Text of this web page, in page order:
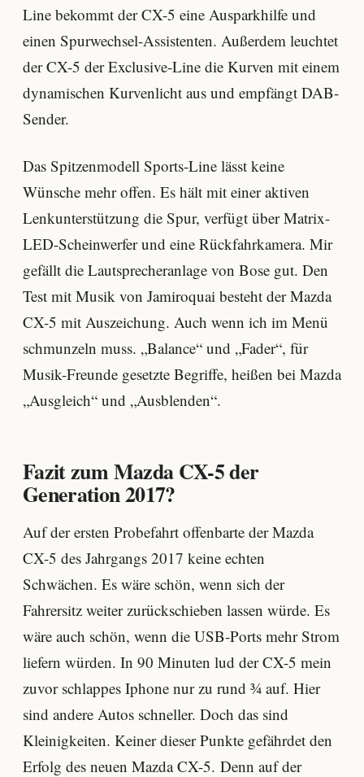
Line bekommt der CX-5 eine Ausparkhilfe und
einen Spurwechsel-Assistenten. Außerdem leuchtet
der CX-5 der Exclusive-Line die Kurven mit einem
dynamischen Kurvenlicht aus und empfängt DAB-
Sender.
Das Spitzenmodell Sports-Line lässt keine
Wünsche mehr offen. Es hält mit einer aktiven
Lenkunterstützung die Spur, verfügt über Matrix-
LED-Scheinwerfer und eine Rückfahrkamera. Mir
gefällt die Lautsprecheranlage von Bose gut. Den
Test mit Musik von Jamiroquai besteht der Mazda
CX-5 mit Auszeichung. Auch wenn ich im Menü
schmunzeln muss. „Balance“ und „Fader“, für
Musik-Freunde gesetzte Begriffe, heißen bei Mazda
„Ausgleich“ und „Ausblenden“.
Fazit zum Mazda CX-5 der
Generation 2017?
Auf der ersten Probefahrt offenbarte der Mazda
CX-5 des Jahrgangs 2017 keine echten
Schwächen. Es wäre schön, wenn sich der
Fahrersitz weiter zurückschieben lassen würde. Es
wäre auch schön, wenn die USB-Ports mehr Strom
liefern würden. In 90 Minuten lud der CX-5 mein
zuvor schlappes Iphone nur zu rund ¾ auf. Hier
sind andere Autos schneller. Doch das sind
Kleinigkeiten. Keiner dieser Punkte gefährdet den
Erfolg des neuen Mazda CX-5. Denn auf der